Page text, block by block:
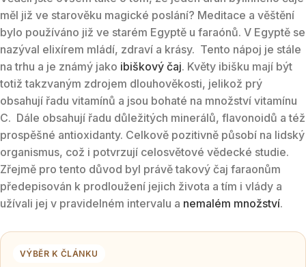
měl již ve starověku magické poslání? Meditace a věštění
bylo používáno již ve starém Egyptě u faraónů. V Egyptě se
nazýval elixírem mládí, zdraví a krásy. Tento nápoj je stále
na trhu a je známý jako ibiškový čaj. Květy ibišku mají být
totiž takzvaným zdrojem dlouhověkosti, jelikož prý
obsahují řadu vitamínů a jsou bohaté na množství vitamínu
C. Dále obsahují řadu důležitých minerálů, flavonoidů a též
prospěšné antioxidanty. Celkově pozitivně působí na lidský
organismus, což i potvrzují celosvětové vědecké studie.
Zřejmě pro tento důvod byl právě takový čaj faraonům
předepisován k prodloužení jejich života a tím i vlády a
užívali jej v pravidelném intervalu a nemalém množství.
VÝBĚR K ČLÁNKU